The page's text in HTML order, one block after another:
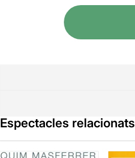
Espectacles relacionats